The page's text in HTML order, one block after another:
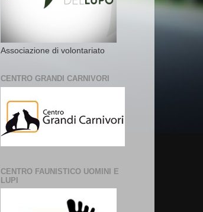
Associazione di volontariato
CENTRO GRANDI CARNIVORI
CENTRO FAUNISTICO UOMINI E
LUPI